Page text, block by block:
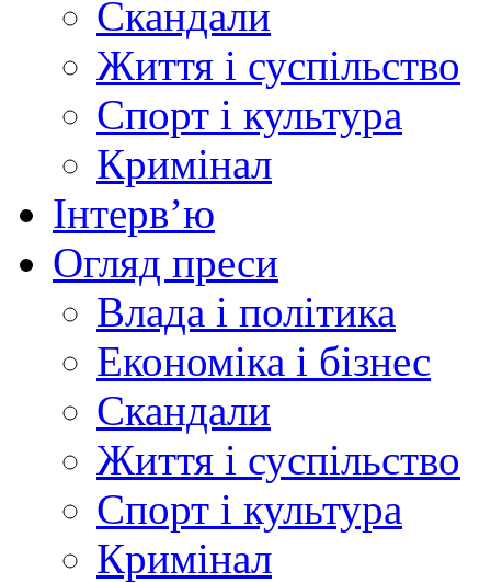
Скандали
Життя і суспільство
Спорт і культура
Кримінал
Інтерв’ю
Огляд преси
Влада і політика
Економіка і бізнес
Скандали
Життя і суспільство
Спорт і культура
Кримінал